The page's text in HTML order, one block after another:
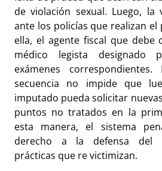
de violación sexual. Luego, la
ante los policías que realizan
ella, el agente fiscal que debe
médico legista designado
exámenes
secuencia no impide que
imputado pueda solicitar
puntos no tratados en la
esta manera, el sistema
derecho a la defensa del
prácticas que re victimizan.